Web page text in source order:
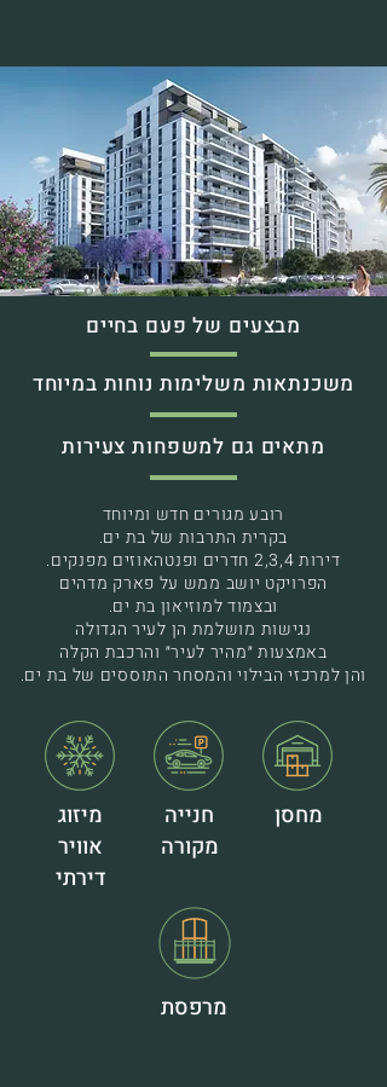
מבצעים של פעם בחיים
משכנתאות משלימות נוחות במיוחד
מתאים גם למשפחות צעירות
רובע מגורים חדש ומיוחד
בקרית התרבות של בת ים.
דירות 2,3,4 חדרים ופנטהאוזים מפנקים.
הפרויקט יושב ממש על פארק מדהים
ובצמוד למוזיאון בת ים.
נגישות מושלמת הן לעיר הגדולה
באמצעות ״מהיר לעיר״ והרכבת הקלה
והן למרכזי הבילוי והמסחר התוססים של בת ים.
מיזוג
אוויר
דירתי
חנייה
מקורה
מחסן
מרפסת